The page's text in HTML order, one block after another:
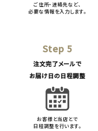
ご住所・連絡先など、
必要な情報を入力します。
Step 5
注文完了メールで
お届け日の日程調整
お客様と当店とで
日程調整を行います。